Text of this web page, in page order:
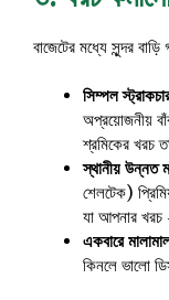
বাজেটের মধ্যে সুন্দর
সিম্পল
অপ্রয়োজনীয়
শ্রমিকের খরচ
স্থানীয় উন্নত
শেলটেক)
যা আপনার খরচ
একবারে
কিনলে ভালো